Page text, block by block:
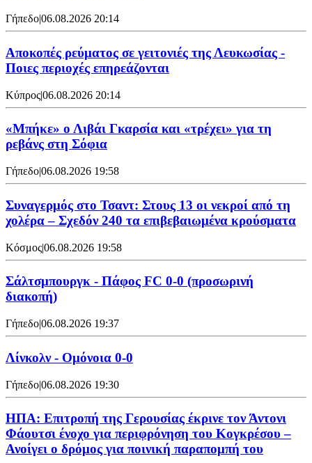
Γήπεδο|06.08.2026 20:14
Αποκοπές ρεύματος σε γειτονιές της Λευκωσίας -
Ποιες περιοχές επηρεάζονται
Κύπρος|06.08.2026 20:14
«Μπήκε» ο Λιβάι Γκαρσία και «τρέχει» για τη
ρεβάνς στη Σόφια
Γήπεδο|06.08.2026 19:58
Συναγερμός στο Τσαντ: Στους 13 οι νεκροί από τη
χολέρα – Σχεδόν 240 τα επιβεβαιωμένα κρούσματα
Κόσμος|06.08.2026 19:58
Σάλτσμπουργκ - Πάφος FC 0-0 (προσωρινή
διακοπή)
Γήπεδο|06.08.2026 19:37
Λίνκολν - Ομόνοια 0-0
Γήπεδο|06.08.2026 19:30
ΗΠΑ: Επιτροπή της Γερουσίας έκρινε τον Άντονι
Φάουτσι ένοχο για περιφρόνηση του Κογκρέσου –
Ανοίγει ο δρόμος για ποινική παραπομπή του